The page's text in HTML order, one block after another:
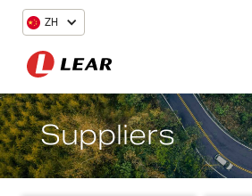
ZH
Suppliers